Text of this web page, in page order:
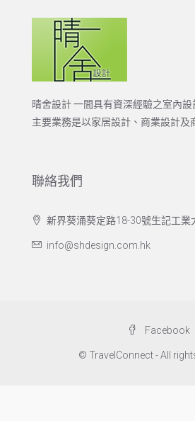
晴舍設計 一間具有資深經驗之室內設
主要業務是以家居設計、商業設計及
聯絡我們
新界葵涌葵定路18-30號生記工業
info@shdesign.com.hk
Facebook
© TravelConnect - All